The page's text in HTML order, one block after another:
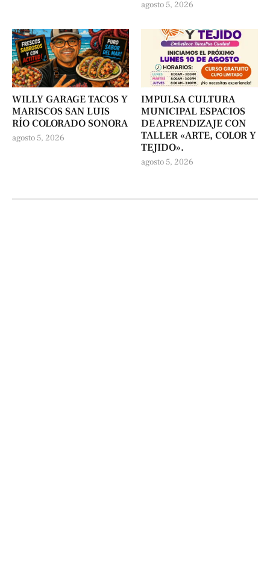
agosto 5, 2026
WILLY GARAGE TACOS Y
MARISCOS SAN LUIS
RÍO COLORADO SONORA
agosto 5, 2026
IMPULSA CULTURA
MUNICIPAL ESPACIOS
DE APRENDIZAJE CON
TALLER «ARTE, COLOR Y
TEJIDO».
agosto 5, 2026